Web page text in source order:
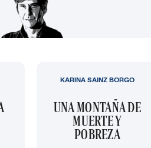
UNA MONTAÑA DE
MUERTE Y
POBREZA
KARINA SAINZ BORGO